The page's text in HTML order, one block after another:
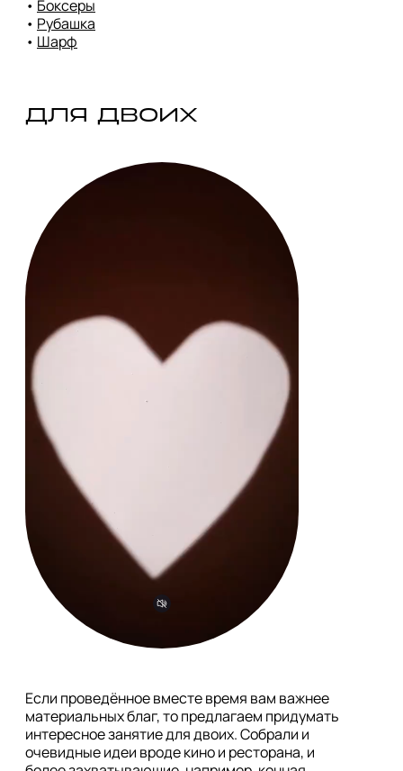
• Боксеры
• Рубашка
• Шарф
Если проведённое вместе время вам важнее
материальных благ, то предлагаем придумать
интересное занятие для двоих. Собрали и
очевидные идеи вроде кино и ресторана, и